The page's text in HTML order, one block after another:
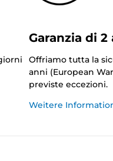
Garanzia di
Offriamo tutta la
anni (European
previste eccezioni.
Weitere